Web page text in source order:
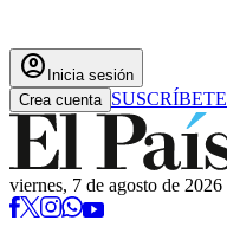
account_circle Inicia sesión
Crea cuenta SUSCRÍBETE
viernes, 7 de agosto de 2026